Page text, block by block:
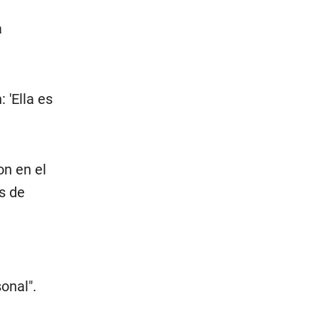
'Ella es
en el
de